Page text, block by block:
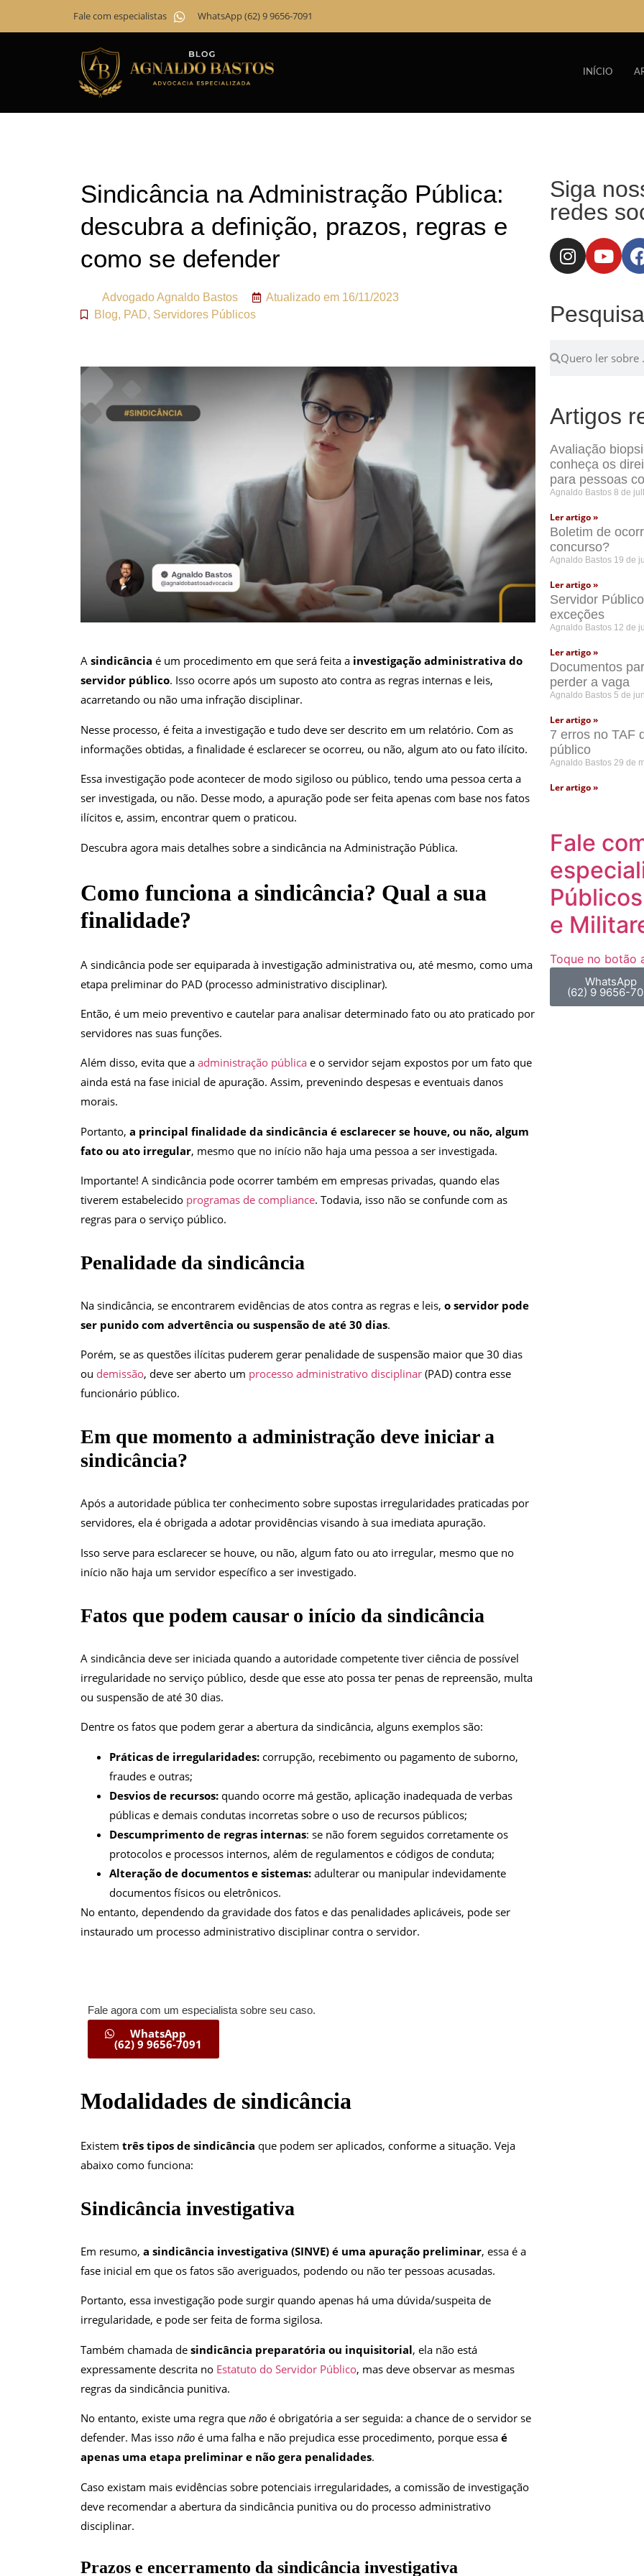
Fale com especialistas WhatsApp (62) 9 9656-7091
INÍCIO
Sindicância na Administração Pública:
descubra a definição, prazos, regras e
como se defender
AdvogadoAgnaldo Bastos Atualizado em 16/11/2023
Blog, PAD, Servidores Públicos
A sindicância é um procedimento em que será feita a investigação administrativa do
servidor público. Isso ocorre após um suposto ato contra as regras internas e leis,
acarretando ou não uma infração disciplinar.
Nesse processo, é feita a investigação e tudo deve ser descrito em um relatório. Com as
informações obtidas, a finalidade é esclarecer se ocorreu, ou não, algum ato ou fato ilícito.
Essa investigação pode acontecer de modo sigiloso ou público, tendo uma pessoa certa a
ser investigada, ou não. Desse modo, a apuração pode ser feita apenas com base nos fatos
ilícitos e, assim, encontrar quem o praticou.
Descubra agora mais detalhes sobre a sindicância na Administração Pública.
Como funciona a sindicância? Qual a sua
finalidade?
A sindicância pode ser equiparada à investigação administrativa ou, até mesmo, como uma
etapa preliminar do PAD (processo administrativo disciplinar).
Então, é um meio preventivo e cautelar para analisar determinado fato ou ato praticado por
servidores nas suas funções.
Além disso, evita que a administração pública e o servidor sejam expostos por um fato que
ainda está na fase inicial de apuração. Assim, prevenindo despesas e eventuais danos
morais.
Portanto, a principal finalidade da sindicância é esclarecer se houve, ou não, algum
fato ou ato irregular, mesmo que no início não haja uma pessoa a ser investigada.
Importante! A sindicância pode ocorrer também em empresas privadas, quando elas
tiverem estabelecido programas de compliance. Todavia, isso não se confunde com as
regras para o serviço público.
Penalidade da sindicância
Na sindicância, se encontrarem evidências de atos contra as regras e leis, o servidor pode
ser punido com advertência ou suspensão de até 30 dias.
Porém, se as questões ilícitas puderem gerar penalidade de suspensão maior que 30 dias
ou demissão, deve ser aberto um processo administrativo disciplinar (PAD) contra esse
funcionário público.
Em que momento a administração deve iniciar a
sindicância?
Após a autoridade pública ter conhecimento sobre supostas irregularidades praticadas por
servidores, ela é obrigada a adotar providências visando à sua imediata apuração.
Isso serve para esclarecer se houve, ou não, algum fato ou ato irregular, mesmo que no
início não haja um servidor específico a ser investigado.
Fatos que podem causar o início da sindicância
A sindicância deve ser iniciada quando a autoridade competente tiver ciência de possível
irregularidade no serviço público, desde que esse ato possa ter penas de repreensão, multa
ou suspensão de até 30 dias.
Dentre os fatos que podem gerar a abertura da sindicância, alguns exemplos são:
Práticas de irregularidades: corrupção, recebimento ou pagamento de suborno,
fraudes e outras;
Desvios de recursos: quando ocorre má gestão, aplicação inadequada de verbas
públicas e demais condutas incorretas sobre o uso de recursos públicos;
Descumprimento de regras internas: se não forem seguidos corretamente os
protocolos e processos internos, além de regulamentos e códigos de conduta;
Alteração de documentos e sistemas: adulterar ou manipular indevidamente
documentos físicos ou eletrônicos.
No entanto, dependendo da gravidade dos fatos e das penalidades aplicáveis, pode ser
instaurado um processo administrativo disciplinar contra o servidor.
Fale agora com um especialista sobre seu caso.
WhatsApp
(62) 9 9656-7091
Modalidades de sindicância
Existem três tipos de sindicância que podem ser aplicados, conforme a situação. Veja
abaixo como funciona:
Sindicância investigativa
Em resumo, a sindicância investigativa (SINVE) é uma apuração preliminar, essa é a
fase inicial em que os fatos são averiguados, podendo ou não ter pessoas acusadas.
Portanto, essa investigação pode surgir quando apenas há uma dúvida/suspeita de
irregularidade, e pode ser feita de forma sigilosa.
Também chamada de sindicância preparatória ou inquisitorial, ela não está
expressamente descrita no Estatuto do Servidor Público, mas deve observar as mesmas
regras da sindicância punitiva.
No entanto, existe uma regra que não é obrigatória a ser seguida: a chance de o servidor se
defender. Mas isso não é uma falha e não prejudica esse procedimento, porque essa é
apenas uma etapa preliminar e não gera penalidades.
Caso existam mais evidências sobre potenciais irregularidades, a comissão de investigação
deve recomendar a abertura da sindicância punitiva ou do processo administrativo
disciplinar.
Prazos e encerramento da sindicância investigativa
Siga
redes
Artigos
Avaliação
conheça os
para pessoas
Agnaldo Bastos 8 de
Ler artigo »
Boletim de
concurso?
Agnaldo Bastos 19 de
Ler artigo »
Servidor
exceções
Agnaldo Bastos 12 de
Ler artigo »
Documentos
perder a vaga
Agnaldo Bastos 5 de
Ler artigo »
7 erros no TAF
público
Agnaldo Bastos 29 de
Ler artigo »
Fale
e
Toque no botão
WhatsApp
(62) 9 9656-